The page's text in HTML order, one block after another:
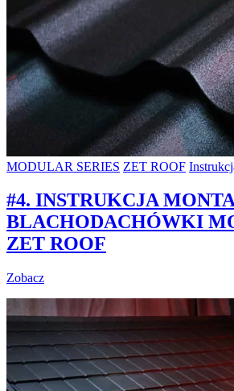
MODULAR SERIES ZET ROOF
#4. INSTRUKCJA
BLACHODACHÓWKI
ZET ROOF
Zobacz